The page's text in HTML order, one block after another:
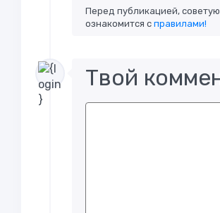
Перед публикацией, советую
ознакомится справилами!